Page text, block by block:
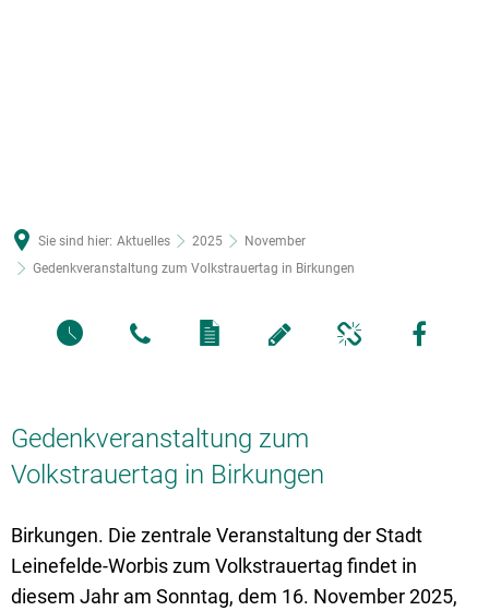
Sie sind hier: Aktuelles 2025
November
Gedenkveranstaltung zum Volkstrauertag in Birkungen
Gedenkveranstaltung zum
Volkstrauertag in Birkungen
Birkungen. Die zentrale Veranstaltung der Stadt
Leinefelde-Worbis zum Volkstrauertag findet in
diesem Jahr am Sonntag, dem 16. November 2025,